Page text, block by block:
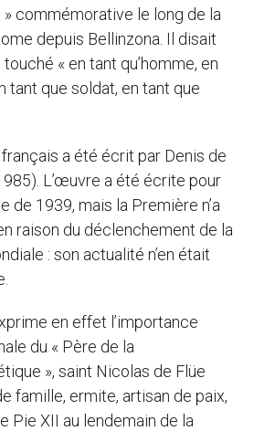
commémorative le long de la
depuis Bellinzona. Il disait
« en tant qu’homme, en
tant que soldat, en tant que
a été écrit par Denis de
L’œuvre a été écrite pour
de 1939, mais la Première n’a
raison du déclenchement de la
: son actualité n’en était
en effet l’importance
du « Père de la
», saint Nicolas de Flüe
famille, ermite, artisan de paix,
Pie XII au lendemain de la